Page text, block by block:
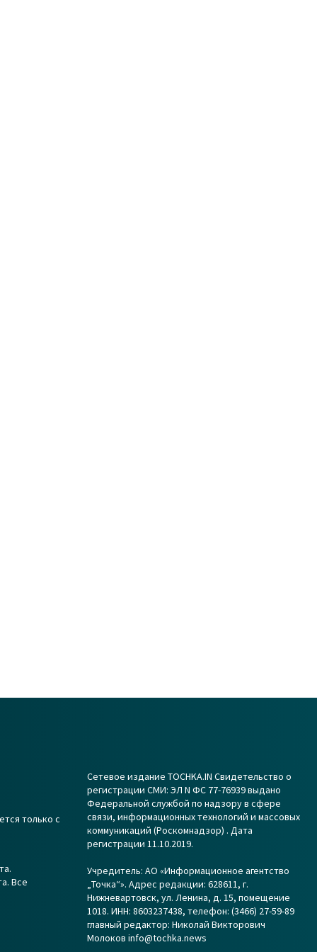
только с
Все
Сетевое издание TOCHKA.IN Свидетельство о
регистрации СМИ: ЭЛ N ФС 77-76939 выдано
Федеральной службой по надзору в сфере
связи, информационных технологий и массовых
коммуникаций (Роскомнадзор) . Дата
регистрации 11.10.2019.
Учредитель: АО «Информационное агентство
„Точка“». Адрес редакции: 628611, г.
Нижневартовск, ул. Ленина, д. 15, помещение
1018. ИНН: 8603237438, телефон: (3466) 27-59-89
главный редактор: Николай Викторович
Молоков info@tochka.news